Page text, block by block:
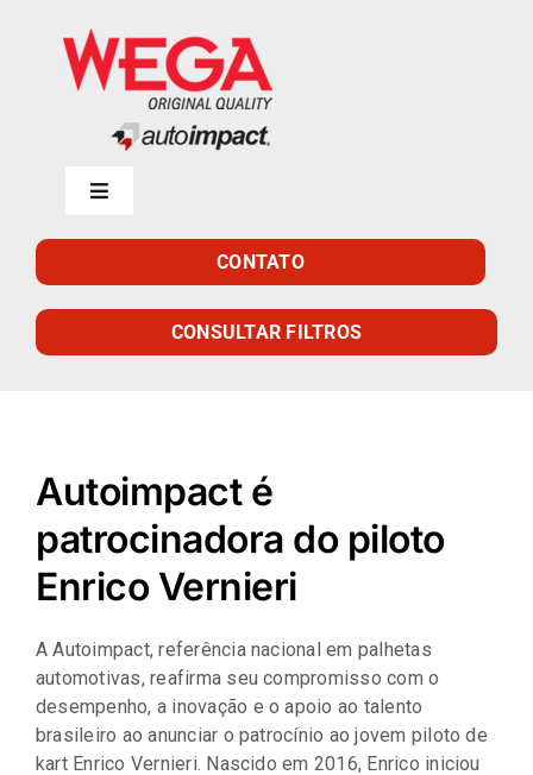
Toggle
Empresa
Catálogo
Representantes
CONTATO
CONSULTAR FILTROS
Autoimpact é
patrocinadora do piloto
Enrico Vernieri
A Autoimpact, referência nacional em palhetas
automotivas, reafirma seu compromisso com o
desempenho, a inovação e o apoio ao talento
brasileiro ao anunciar o patrocínio ao jovem piloto de
kart Enrico Vernieri. Nascido em 2016, Enrico iniciou